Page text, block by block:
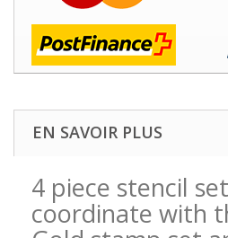
EN SAVOIR PLUS
4 piece stencil
coordinate with